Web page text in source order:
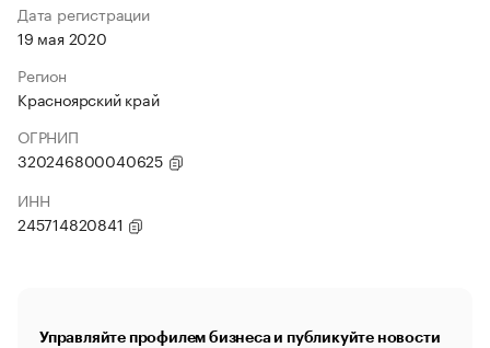
Дата регистрации
19 мая 2020
Регион
Красноярский край
ОГРНИП
320246800040625
ИНН
245714820841
Управляйте профилем бизнеса и публикуйте новости